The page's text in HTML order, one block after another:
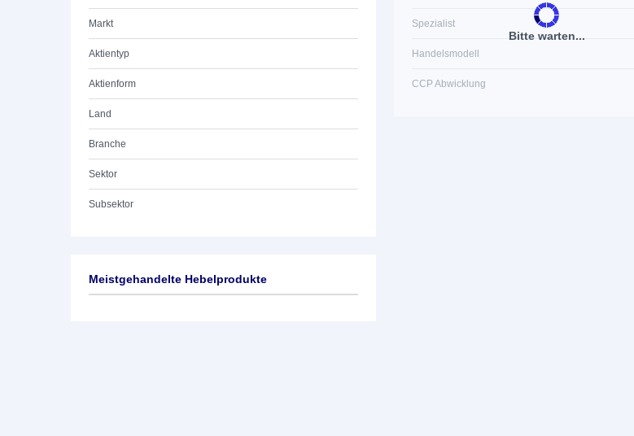
Markt
Aktientyp
Aktienform
Land
Branche
Sektor
Subsektor
Bitte warten...
Spezialist
Handelsmodell
CCP Abwicklung
Meistgehandelte Hebelprodukte